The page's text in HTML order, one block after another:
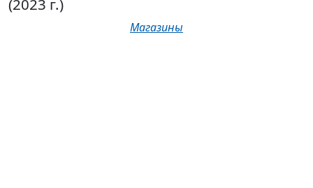
(2023 г.)
Магазины